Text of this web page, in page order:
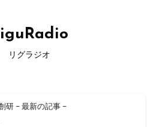
リグラジオ
研 – 最新の記事 –